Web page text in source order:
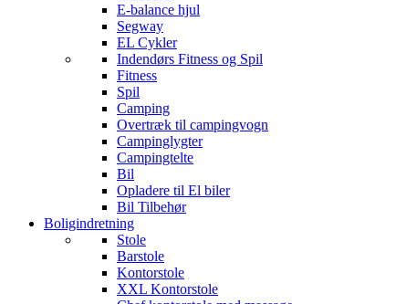
E-balance hjul
Segway
EL Cykler
Indendørs Fitness og Spil
Fitness
Spil
Camping
Overtræk til campingvogn
Campinglygter
Campingtelte
Bil
Opladere til El biler
Bil Tilbehør
Boligindretning
Stole
Barstole
Kontorstole
XXL Kontorstole